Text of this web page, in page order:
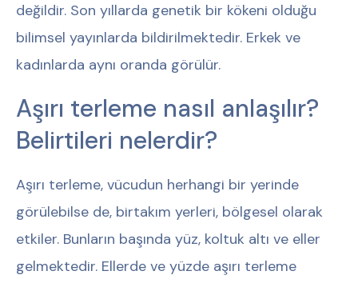
değildir. Son yıllarda genetik bir kökeni olduğu
bilimsel yayınlarda bildirilmektedir. Erkek ve
kadınlarda aynı oranda görülür.
Aşırı terleme nasıl anlaşılır?
Belirtileri nelerdir?
Aşırı terleme, vücudun herhangi bir yerinde
görülebilse de, birtakım yerleri, bölgesel olarak
etkiler. Bunların başında yüz, koltuk altı ve eller
gelmektedir. Ellerde ve yüzde aşırı terleme